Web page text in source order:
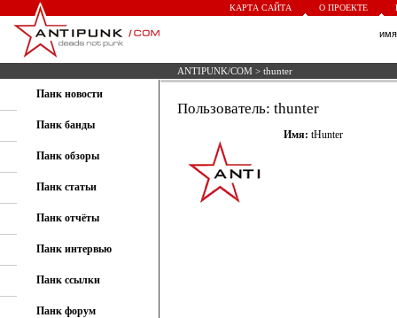
КАРТА САЙТА О ПРОЕКТЕ
ANTIPUNK/COM > thunter
Панк новости
Панк банды
Панк обзоры
Панк статьи
Панк отчёты
Панк интервью
Панк ссылки
Панк форум
Пользователь: thunter
Имя: tHunter